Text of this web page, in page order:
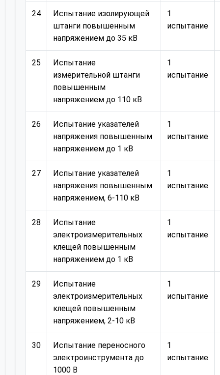
24
Испытание изолирующей
штанги повышенным
напряжением до 35 кВ
1
испытание
25
Испытание
измерительной штанги
повышенным
напряжением до 110 кВ
1
испытание
26
Испытание указателей
напряжения повышенным
напряжением до 1 кВ
1
испытание
27
Испытание указателей
напряжения повышенным
напряжением, 6-110 кВ
1
испытание
28
Испытание
электроизмерительных
клещей повышенным
напряжением до 1 кВ
1
испытание
29
Испытание
электроизмерительных
клещей повышенным
напряжением, 2-10 кВ
1
испытание
30
Испытание переносного
электроинструмента до
1000 В
1
испытание